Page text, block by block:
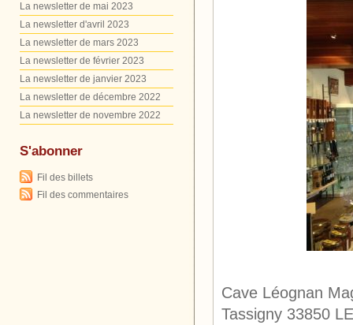
Cave Léognan
Tassigny 33850
La newsletter de mai 2023
La newsletter d'avril 2023
La newsletter de mars 2023
La newsletter de février 2023
La newsletter de janvier 2023
La newsletter de décembre 2022
La newsletter de novembre 2022
S'abonner
Fil des billets
Fil des commentaires